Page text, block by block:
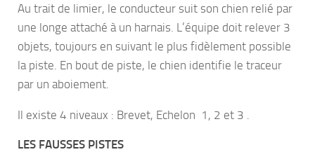
Au trait de limier, le conducteur suit son chien relié par
une longe attaché à un harnais. L’équipe doit relever 3
objets, toujours en suivant le plus fidèlement possible
la piste. En bout de piste, le chien identifie le traceur
par un aboiement.
Il existe 4 niveaux : Brevet, Echelon 1, 2 et 3 .
LES FAUSSES PISTES